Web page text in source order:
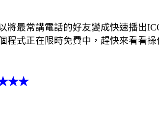
將最常講電話的好友變成快速播出
程式正在限時免費中 ，趕快來看看
★★